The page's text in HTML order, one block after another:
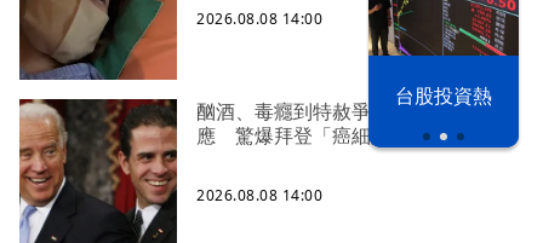
漢光42演習 台股投資熱
2026.08.08 14:00
酗酒、毒癮到特赦爭議！亨特首度回
應 驚爆拜登「癌細胞已轉移骨頭」
2026.08.08 14:00